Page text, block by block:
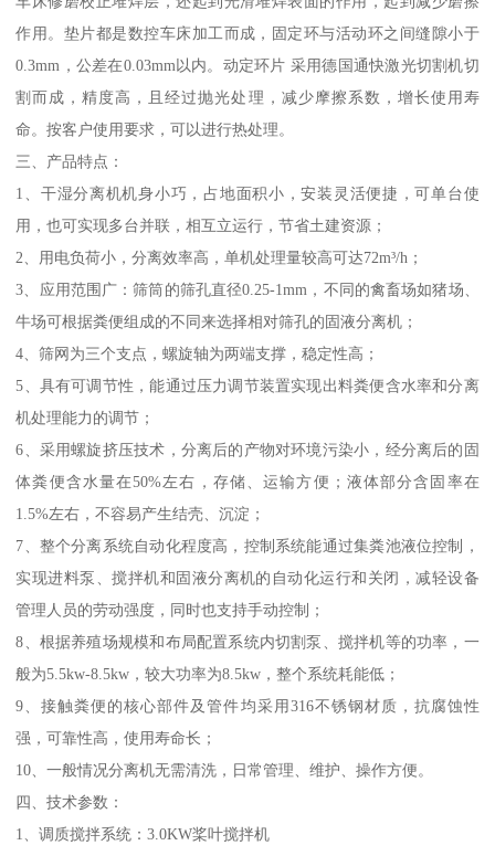
作用。垫片都是数控车床加工而成，固定环与活动环之间缝隙小于
0.3mm，公差在0.03mm以内。动定环片 采用德国通快激光切割机切
割而成，精度高，且经过抛光处理，减少摩擦系数，增长使用寿
命。按客户使用要求，可以进行热处理。
三、产品特点：
1、干湿分离机机身小巧，占地面积小，安装灵活便捷，可单台使
用，也可实现多台并联，相互立运行，节省土建资源；
2、用电负荷小，分离效率高，单机处理量较高可达72m³/h；
3、应用范围广：筛筒的筛孔直径0.25-1mm，不同的禽畜场如猪场、
牛场可根据粪便组成的不同来选择相对筛孔的固液分离机；
4、筛网为三个支点，螺旋轴为两端支撑，稳定性高；
5、具有可调节性，能通过压力调节装置实现出料粪便含水率和分离
机处理能力的调节；
6、采用螺旋挤压技术，分离后的产物对环境污染小，经分离后的固
体粪便含水量在50%左右，存储、运输方便；液体部分含固率在
1.5%左右，不容易产生结壳、沉淀；
7、整个分离系统自动化程度高，控制系统能通过集粪池液位控制，
实现进料泵、搅拌机和固液分离机的自动化运行和关闭，减轻设备
管理人员的劳动强度，同时也支持手动控制；
8、根据养殖场规模和布局配置系统内切割泵、搅拌机等的功率，一
般为5.5kw-8.5kw，较大功率为8.5kw，整个系统耗能低；
9、接触粪便的核心部件及管件均采用316不锈钢材质，抗腐蚀性
强，可靠性高，使用寿命长；
10、一般情况分离机无需清洗，日常管理、维护、操作方便。
四、技术参数：
1、调质搅拌系统：3.0KW桨叶搅拌机